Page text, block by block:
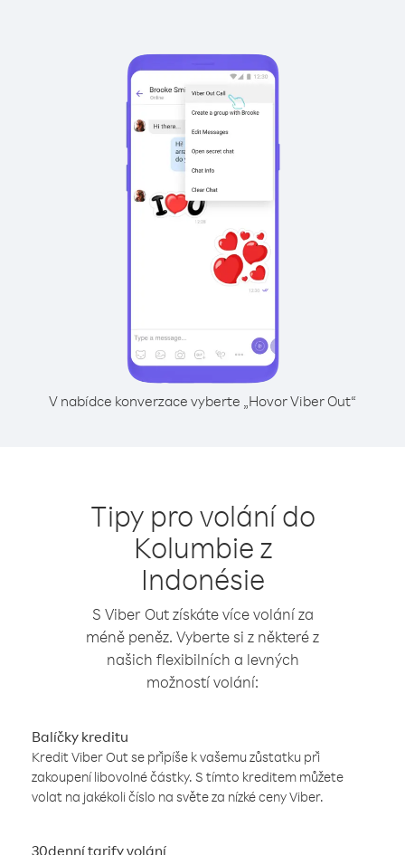
V nabídce konverzace vyberte „Hovor Viber Out“
Tipy pro volání do
Kolumbie z
Indonésie
S Viber Out získáte více volání za
méně peněz. Vyberte si z některé z
našich flexibilních a levných
možností volání:
Balíčky kreditu
Kredit Viber Out se připíše k vašemu zůstatku při
zakoupení libovolné částky. S tímto kreditem můžete
volat na jakékoli číslo na světe za nízké ceny Viber.
30denní tarify volání